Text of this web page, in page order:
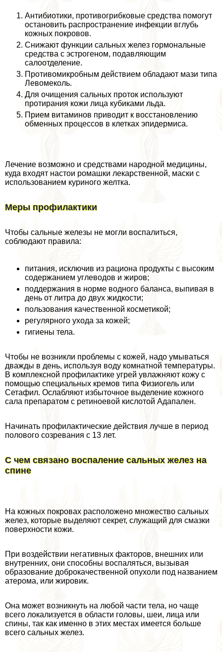
Антибиотики, противогрибковые средства помогут
остановить распространение инфекции вглубь
кожных покровов.
Снижают функции сальных желез гормональные
средства с эстрогеном, подавляющим
салоотделение.
Противомикробным действием обладают мази типа
Левомеколь.
Для очищения сальных проток используют
протирания кожи лица кубиками льда.
Прием витаминов приводит к восстановлению
обменных процессов в клетках эпидермиса.
Лечение возможно и средствами народной медицины,
куда входят настои ромашки лекарственной, маски с
использованием куриного желтка.
Меры профилактики
Чтобы сальные железы не могли воспалиться,
соблюдают правила:
питания, исключив из рациона продукты с высоким
содержанием углеводов и жиров;
поддержания в норме водного баланса, выпивая в
день от литра до двух жидкости;
пользования качественной косметикой;
регулярного ухода за кожей;
гигиены тела.
Чтобы не возникли проблемы с кожей, надо умываться
дважды в день, используя воду комнатной температуры.
В комплексной профилактике угрей увлажняют кожу с
помощью специальных кремов типа Физиогель или
Сетафил. Ослабляют избыточное выделение кожного
сала препаратом с ретиноевой кислотой Адапален.
Начинать профилактические действия лучше в период
пoлoвoго созревания с 13 лет.
С чем связано воспаление сальных желез на
спине
На кожных покровах расположено множество сальных
желез, которые выделяют секрет, служащий для смазки
поверхности кожи.
При воздействии негативных факторов, внешних или
внутренних, они способны воспаляться, вызывая
образование доброкачественной опухоли под названием
атерома, или жировик.
Она может возникнуть на любой части тела, но чаще
всего локализуется в области головы, шеи, лица или
спины, так как именно в этих местах имеется больше
всего сальных желез.